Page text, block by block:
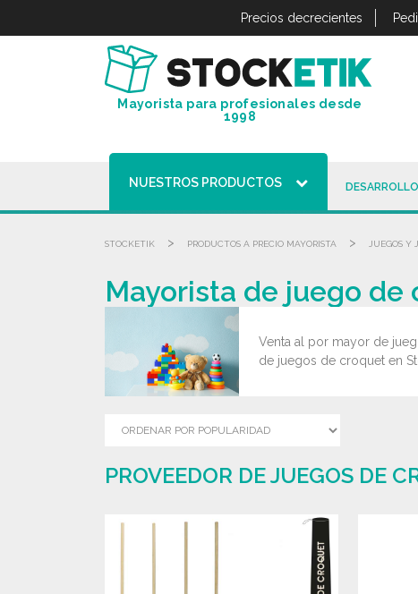
Precios decrecientes
Mayorista para profesionales desde
1998
NUESTROS PRODUCTOS
STOCKETIK > PRODUCTOS A PRECIO MAYORISTA > JUEGOS Y
Mayorista de juego de
Venta al por mayor de
de juegos de croquet en
PROVEEDOR DE JUEGOS DE